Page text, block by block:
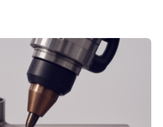
und in der Zulieferindustrie.
Die Anordnung kann
und erhält so mehr Kontrolle
der Bauteile. Die ebenfalls neue
dient dazu, die Software
Unternehmensprozesse
– Zur Messe FACHPACK